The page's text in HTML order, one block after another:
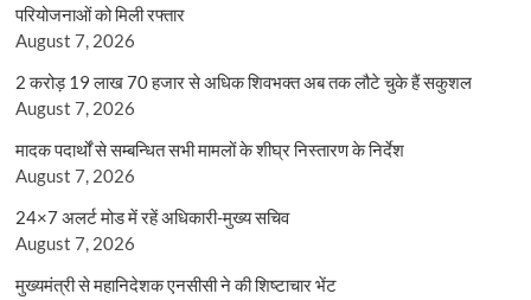
परियोजनाओं को मिली रफ्तार
August 7, 2026
2 करोड़ 19 लाख 70 हजार से अधिक शिवभक्त अब तक लौटे चुके हैं सकुशल
August 7, 2026
मादक पदार्थों से सम्बन्धित सभी मामलों के शीघ्र निस्तारण के निर्देश
August 7, 2026
24×7 अलर्ट मोड में रहें अधिकारी-मुख्य सचिव
August 7, 2026
मुख्यमंत्री से महानिदेशक एनसीसी ने की शिष्टाचार भेंट